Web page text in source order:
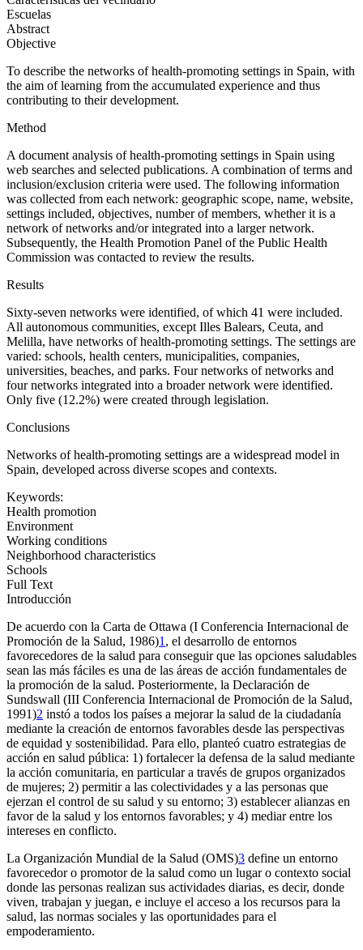
Escuelas
Abstract
Objective
To describe the networks of health-promoting settings in Spain, with
the aim of learning from the accumulated experience and thus
contributing to their development.
Method
A document analysis of health-promoting settings in Spain using
web searches and selected publications. A combination of terms and
inclusion/exclusion criteria were used. The following information
was collected from each network: geographic scope, name, website,
settings included, objectives, number of members, whether it is a
network of networks and/or integrated into a larger network.
Subsequently, the Health Promotion Panel of the Public Health
Commission was contacted to review the results.
Results
Sixty-seven networks were identified, of which 41 were included.
All autonomous communities, except Illes Balears, Ceuta, and
Melilla, have networks of health-promoting settings. The settings are
varied: schools, health centers, municipalities, companies,
universities, beaches, and parks. Four networks of networks and
four networks integrated into a broader network were identified.
Only five (12.2%) were created through legislation.
Conclusions
Networks of health-promoting settings are a widespread model in
Spain, developed across diverse scopes and contexts.
Keywords:
Health promotion
Environment
Working conditions
Neighborhood characteristics
Schools
Full Text
Introducción
De acuerdo con la Carta de Ottawa (I Conferencia Internacional de
Promoción de la Salud, 1986)1 , el desarrollo de entornos
favorecedores de la salud para conseguir que las opciones saludables
sean las más fáciles es una de las áreas de acción fundamentales de
la promoción de la salud. Posteriormente, la Declaración de
Sundswall (III Conferencia Internacional de Promoción de la Salud,
1991)2 instó a todos los países a mejorar la salud de la ciudadanía
mediante la creación de entornos favorables desde las perspectivas
de equidad y sostenibilidad. Para ello, planteó cuatro estrategias de
acción en salud pública: 1) fortalecer la defensa de la salud mediante
la acción comunitaria, en particular a través de grupos organizados
de mujeres; 2) permitir a las colectividades y a las personas que
ejerzan el control de su salud y su entorno; 3) establecer alianzas en
favor de la salud y los entornos favorables; y 4) mediar entre los
intereses en conflicto.
La Organización Mundial de la Salud (OMS)3 define un entorno
favorecedor o promotor de la salud como un lugar o contexto social
donde las personas realizan sus actividades diarias, es decir, donde
viven, trabajan y juegan, e incluye el acceso a los recursos para la
salud, las normas sociales y las oportunidades para el
empoderamiento.